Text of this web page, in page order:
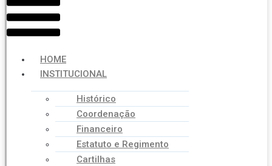
HOME
INSTITUCIONAL
Histórico
Coordenação
Financeiro
Estatuto e Regimento
Cartilhas